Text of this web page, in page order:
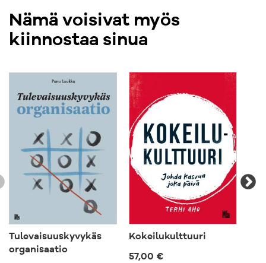
Nämä voisivat myös
kiinnostaa sinua
Tulevaisuuskyvykäs
organisaatio
Kokeilukulttuuri
57,00 €